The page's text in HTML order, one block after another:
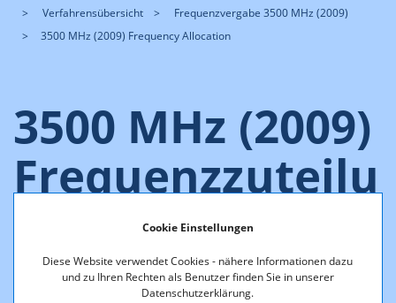
Cookie Einstellungen
Diese Website verwendet Cookies - nähere Informationen dazu
und zu Ihren Rechten als Benutzer finden Sie in unserer
Datenschutzerklärung.
Verfahrensübersicht
Frequenzvergabe 3500 MHz (2009)
3500 MHz (2009) Frequency Allocation
3500 MHz (2009)
Frequenzzuteilu
Der Frequenzzuteilungsbescheid steht hier zum Download